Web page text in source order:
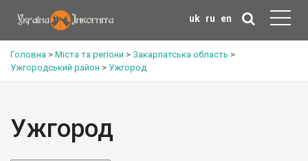
uk ru en
Головна > Міста та регіони > Закарпатська область >
Ужгородський район > Ужгород
Ужгород